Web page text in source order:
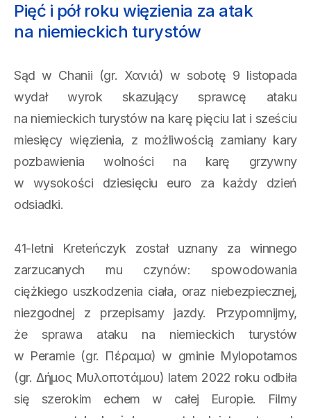
Pięć i pół roku więzienia za atak
na niemieckich turystów
Sąd w Chanii (gr. Χανιά) w sobotę 9 listopada
wydał wyrok skazujący sprawcę ataku
na niemieckich turystów na karę pięciu lat i sześciu
miesięcy więzienia, z możliwością zamiany kary
pozbawienia wolności na karę grzywny
w wysokości dziesięciu euro za każdy dzień
odsiadki.
41-letni Kreteńczyk został uznany za winnego
zarzucanych mu czynów: spowodowania
ciężkiego uszkodzenia ciała, oraz niebezpiecznej,
niezgodnej z przepisamy jazdy. Przypomnijmy,
że sprawa ataku na niemieckich turystów
w Peramie (gr. Πέραμα) w gminie Mylopotamos
(gr. Δήμος Μυλοποτάμου) latem 2022 roku odbiła
się szerokim echem w całej Europie. Filmy